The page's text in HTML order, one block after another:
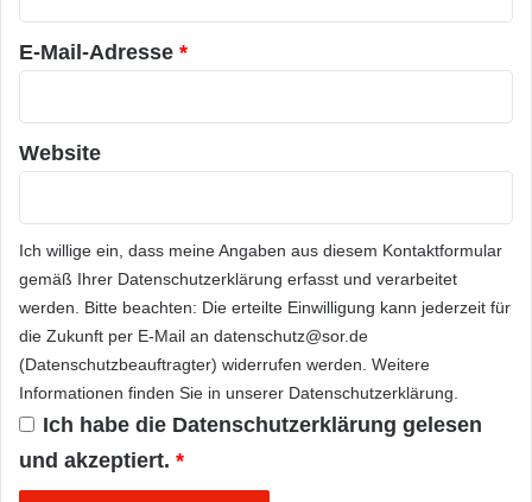
*
E-Mail-Adresse *
Website
Ich willige ein, dass meine Angaben aus diesem Kontaktformular
gemäß Ihrer Datenschutzerklärung erfasst und verarbeitet
werden. Bitte beachten: Die erteilte Einwilligung kann jederzeit für
die Zukunft per E-Mail an datenschutz@sor.de
(Datenschutzbeauftragter) widerrufen werden. Weitere
Informationen finden Sie in unserer Datenschutzerklärung.
Ich habe die Datenschutzerklärung gelesen
und akzeptiert. *